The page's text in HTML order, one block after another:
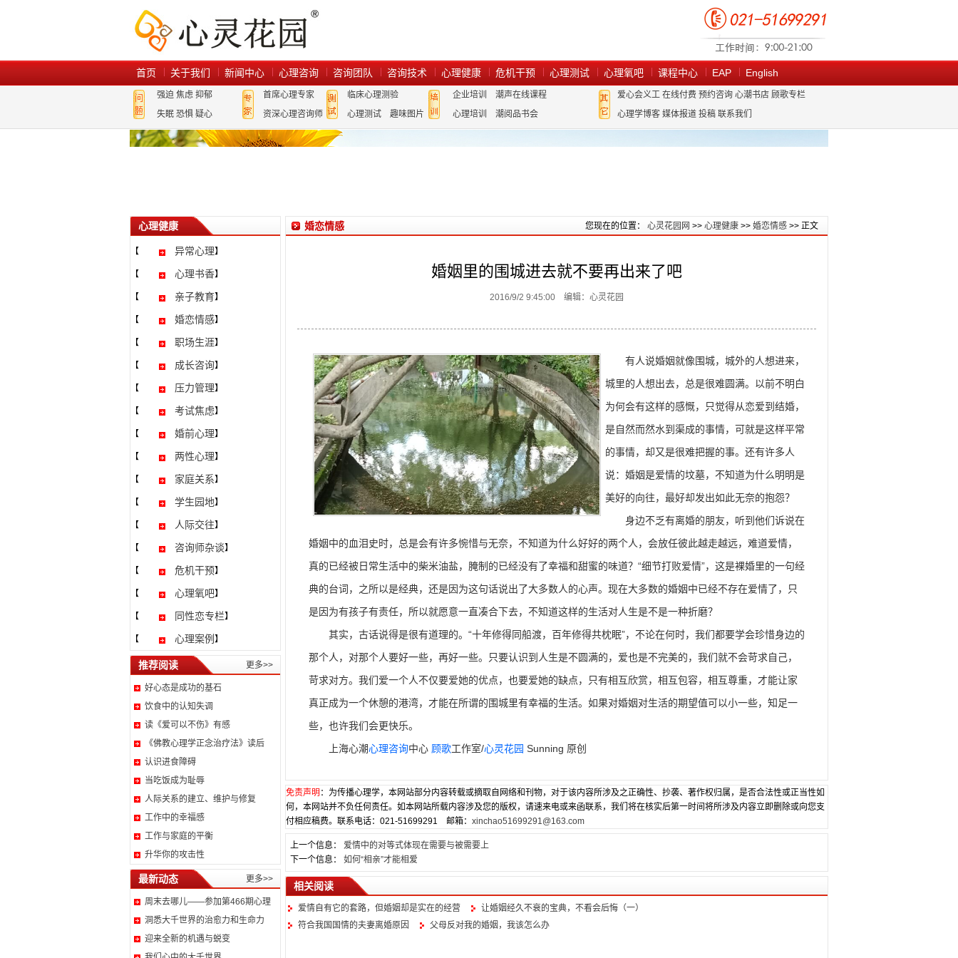
首页 关于我们 新闻中心 心理咨询 咨询团队 咨询技术 心理健康 危机干预 心理测试 心理氧吧 课程中心 EAP English
强迫 焦虑 抑郁
失眠 恐惧 疑心
首席心理专家
资深心理咨询师
临床心理测验
心理测试
趣味图片
企业培训
潮声在线课程
心理培训
潮阅品书会
爱心会义工 在线付费 预约咨询 心潮书店 顾歌专栏
心理学博客 媒体报道 投稿 联系我们
心理健康
【 异常心理】
【 心理书香】
【 亲子教育】
【 婚恋情感】
【 职场生涯】
【 成长咨询】
【 压力管理】
【 考试焦虑】
【 婚前心理】
【 两性心理】
【 家庭关系】
【 学生园地】
【 人际交往】
【 咨询师杂谈】
【 危机干预】
【 心理氧吧】
【 同性恋专栏】
【 心理案例 】
更多>>
推荐阅读
好心态是成功的基石
饮食中的认知失调
读《爱可以不伤》有感
《佛教心理学正念治疗法》读后
认识进食障碍
当吃饭成为耻辱
人际关系的建立、维护与修复
工作中的幸福感
工作与家庭的平衡
升华你的攻击性
更多>>
最新动态
周末去哪儿——参加第466期心理
洞悉大千世界的治愈力和生命力
迎来全新的机遇与蜕变
您现在的位置： 心灵花园网 >> 心理健康 >> 婚恋情感 >> 正文
婚恋情感
婚姻里的围城进去就不要再出来了吧
2016/9/2 9:45:00 编辑：心灵花园
有人说婚姻就像围城，城外的人想进来，
城里的人想出去，总是很难圆满。以前不明白
为何会有这样的感慨，只觉得从恋爱到结婚，
是自然而然水到渠成的事情，可就是这样平常
的事情，却又是很难把握的事。还有许多人
说：婚姻是爱情的坟墓，不知道为什么明明是
美好的向往，最好却发出如此无奈的抱怨？
身边不乏有离婚的朋友，听到他们诉说在
婚姻中的血泪史时，总是会有许多惋惜与无奈，不知道为什么好好的两个人，会放任彼此越走越远，难道爱情，
真的已经被日常生活中的柴米油盐，腌制的已经没有了幸福和甜蜜的味道？“细节打败爱情”，这是裸婚里的一句经
典的台词，之所以是经典，还是因为这句话说出了大多数人的心声。现在大多数的婚姻中已经不存在爱情了，只
是因为有孩子有责任，所以就愿意一直凑合下去，不知道这样的生活对人生是不是一种折磨？
其实，古话说得是很有道理的。“十年修得同船渡，百年修得共枕眠”，不论在何时，我们都要学会珍惜身边的
那个人，对那个人要好一些，再好一些。只要认识到人生是不圆满的，爱也是不完美的，我们就不会苛求自己，
苛求对方。我们爱一个人不仅要爱她的优点，也要爱她的缺点，只有相互欣赏，相互包容，相互尊重，才能让家
真正成为一个休憩的港湾，才能在所谓的围城里有幸福的生活。如果对婚姻对生活的期望值可以小一些，知足一
些，也许我们会更快乐。
上海心潮心理咨询中心 顾歌工作室/心灵花园 Sunning 原创
免责声明 ：为传播心理学，本网站部分内容转载或摘取自网络和刊物，对于该内容所涉及之正确性、抄袭、著作权归属，是否合法性或正当性如
何，本网站并不负任何责任。如本网站所载内容涉及您的版权，请速来电或来函联系，我们将在核实后第一时间将所涉及内容立即删除或向您支
付相应稿费。联系电话：021-51699291 邮箱： xinchao51699291@163.com
上一个信息： 爱情中的对等式体现在需要与被需要上
下一个信息： 如何“相亲”才能相爱
相关阅读
爱情自有它的套路，但婚姻却是实在的经营
让婚姻经久不衰的宝典，不看会后悔（一）
符合我国国情的夫妻离婚原因
父母反对我的婚姻，我该怎么办